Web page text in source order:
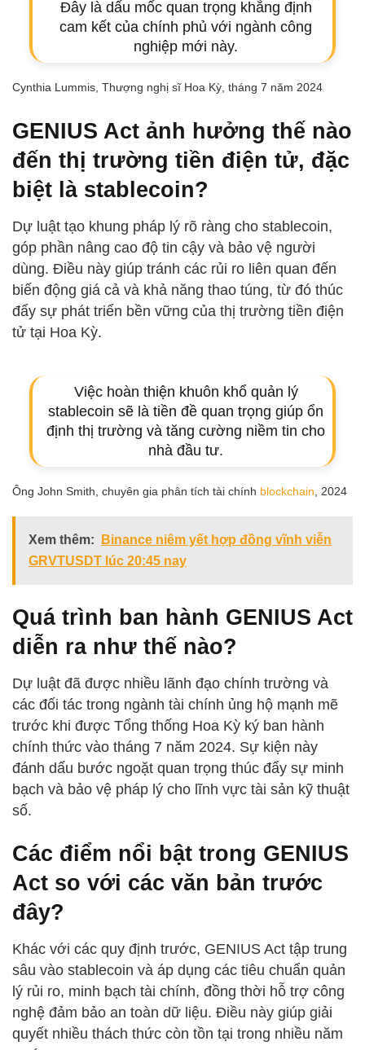
Đây là dấu mốc quan trọng khẳng định
cam kết của chính phủ với ngành công
nghiệp mới này.
Cynthia Lummis, Thượng nghị sĩ Hoa Kỳ, tháng 7 năm 2024
GENIUS Act ảnh hưởng thế nào
đến thị trường tiền điện tử, đặc
biệt là stablecoin?
Dự luật tạo khung pháp lý rõ ràng cho stablecoin,
góp phần nâng cao độ tin cậy và bảo vệ người
dùng. Điều này giúp tránh các rủi ro liên quan đến
biến động giá cả và khả năng thao túng, từ đó thúc
đẩy sự phát triển bền vững của thị trường tiền điện
tử tại Hoa Kỳ.
Việc hoàn thiện khuôn khổ quản lý
stablecoin sẽ là tiền đề quan trọng giúp ổn
định thị trường và tăng cường niềm tin cho
nhà đầu tư.
Ông John Smith, chuyên gia phân tích tài chính blockchain , 2024
Xem thêm:
Binance niêm yết hợp đồng vĩnh viễn
GRVTUSDT lúc 20:45 nay
Quá trình ban hành GENIUS Act
diễn ra như thế nào?
Dự luật đã được nhiều lãnh đạo chính trường và
các đối tác trong ngành tài chính ủng hộ mạnh mẽ
trước khi được Tổng thống Hoa Kỳ ký ban hành
chính thức vào tháng 7 năm 2024. Sự kiện này
đánh dấu bước ngoặt quan trọng thúc đẩy sự minh
bạch và bảo vệ pháp lý cho lĩnh vực tài sản kỹ thuật
số.
Các điểm nổi bật trong GENIUS
Act so với các văn bản trước
đây?
Khác với các quy định trước, GENIUS Act tập trung
sâu vào stablecoin và áp dụng các tiêu chuẩn quản
lý rủi ro, minh bạch tài chính, đồng thời hỗ trợ công
nghệ đảm bảo an toàn dữ liệu. Điều này giúp giải
quyết nhiều thách thức còn tồn tại trong nhiều năm